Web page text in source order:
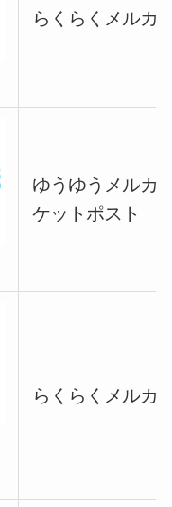
らくらくメルカ
ゆうゆうメルカ
ケットポスト
らくらくメルカ